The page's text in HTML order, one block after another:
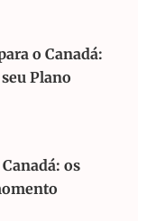
o Canadá:
Plano
os